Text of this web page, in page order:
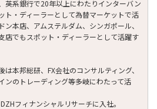
英系銀行で20年以上にわたりインターバン
ト・ディーラーとして為替マーケットで活
ン本店、アムステルダム、シンガポール、
店でもスポット・ディーラーとして活躍す
は本邦総研、FX会社のコンサルティング、
ンのトレーディング等多岐にわたって活
フィナンシャルリサーチに入社。